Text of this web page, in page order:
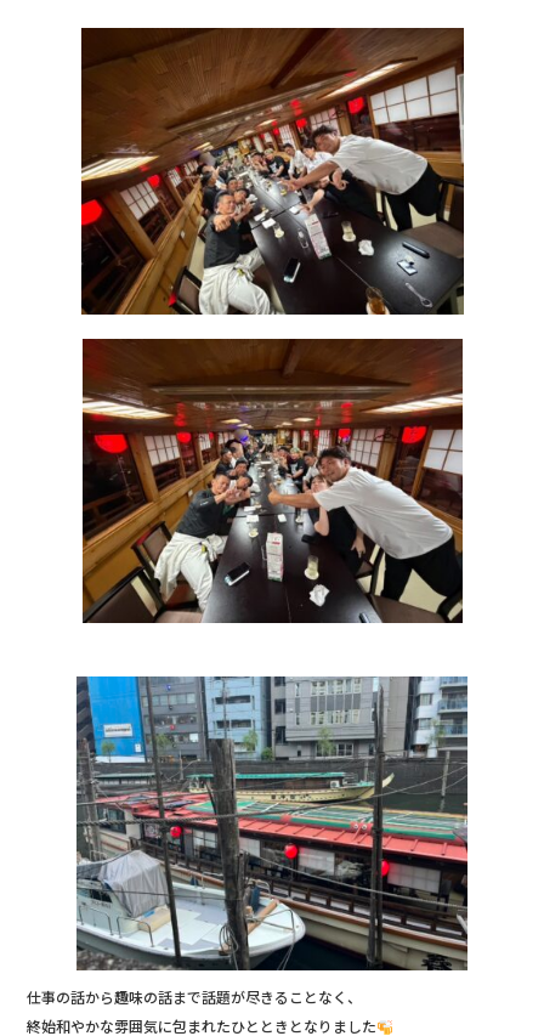
仕事の話から趣味の話まで話題が尽きることなく、
終始和やかな雰囲気に包まれたひとときとなりました